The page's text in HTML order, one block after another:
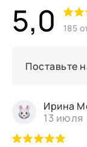
5,0 185
Поставьте
Ирина
13 июля